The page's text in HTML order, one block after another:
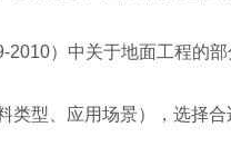
）中关于地面工程的
类型、应用场景），选择